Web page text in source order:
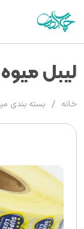
لیبل
خانه / بسته بندی